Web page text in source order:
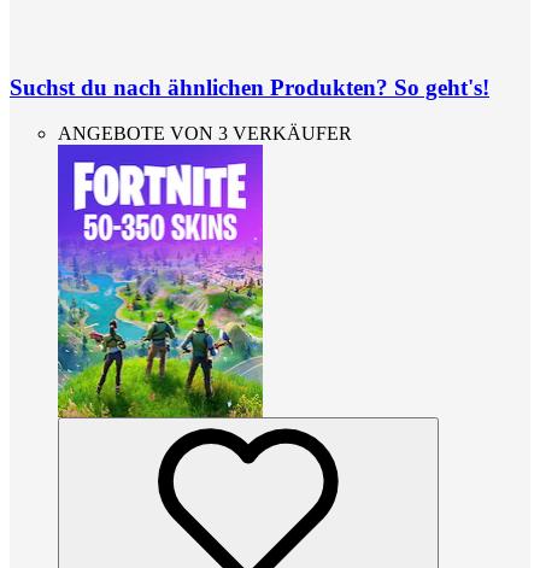
Suchst du nach ähnlichen Produkten? So geht's!
ANGEBOTE VON 3 VERKÄUFER